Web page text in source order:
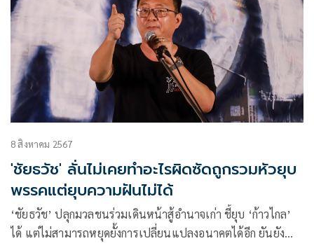
8 สิงหาคม 2567
'ชัยธวัช' ลั่นไม่เคยทำอะไรผิดซัดถูกรวมหัวยุบ
พรรคแต่ยุบความฝันไม่ได้
‘ชัยธวัช’ ปลุกมวลชนร่วมเดินหน้าสู้อำนาจเก่า ชี้ยุบ ‘ก้าวไกล’
ได้ แต่ไม่สามารถหยุดยั้งการเปลี่ยนแปลงอนาคตได้อีก ยันยัง